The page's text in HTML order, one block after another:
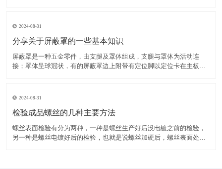
成你想要的盘子了，这就是冷冲压，就是直接用模具对五金材料
2024-08-31
分享关于屏蔽罩的一些基本知识
屏蔽罩是一种五金零件，由支腿及罩体组成，支腿与罩体为活动连
接；罩体呈球冠状，有的屏蔽罩边上附带有定位脚以定位卡在主板相
一个屏蔽架，屏蔽框扣在屏蔽架上），但方便后期对里面芯片及电
2024-08-31
检验成品螺丝的几种主要方法
螺丝表面检验有分为两种，一种是螺丝生产好后没电镀之前的检验，
另一种是螺丝电镀好后的检验，也就是说螺丝加硬后，螺丝表面处理